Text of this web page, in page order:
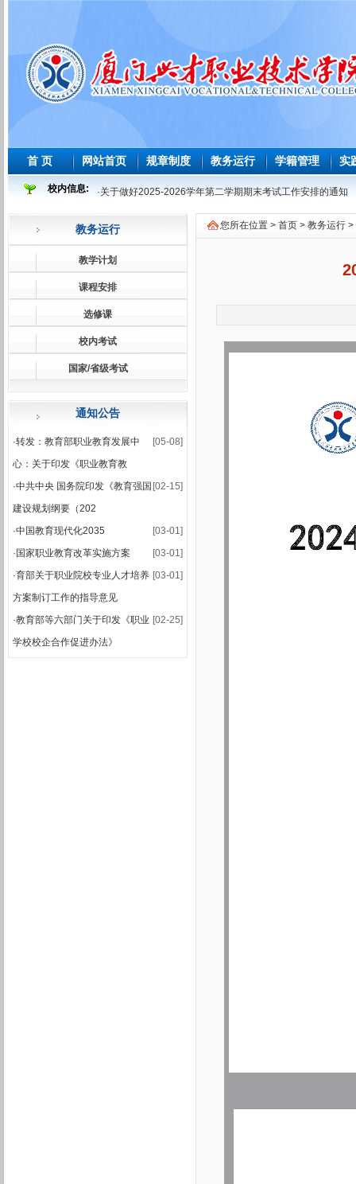
首 页 网站首页 规章制度 教务运行 学籍管理 实
校内信息: ·关于做好2025-2026学年第二学期期末考试工作安排的通知
2025-2026 学年度第二学期必修课程重修教学与考试安排表
·2026年师范生教育教学能力测试安排表
·2026届及往届毕业生必修课程补学分教学与考试安排表
·关于做好2026届及往届毕业生必修课、选修课程补学分报考
关于做好2026届学前教育师范生免试认定教师资格证工作的
·2025-2026学年第一学期课程补考考试安排表
· 关于做好2025-2026学年第一学期课程补考工作的通知
·关于公布2025-2026学年第一学期期末集中考试安排的通知
教务运行
教学计划
课程安排
选修课
校内考试
国家/省级考试
通知公告
[05-08]
·转发：教育部职业教育发展中
心：关于印发《职业教育教
[02-15]
·中共中央 国务院印发《教育强国
建设规划纲要（202
[03-01]
·中国教育现代化2035
[03-01]
· 国家职业教育改革实施方案
[03-01]
·育部关于职业院校专业人才培养
方案制订工作的指导意见
[02-25]
·教育部等六部门关于印发《职业
学校校企合作促进办法》
您所在位置 > 首页 > 教务运行 >